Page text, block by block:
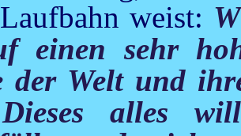
weist:
einen sehr
der Welt und
alles